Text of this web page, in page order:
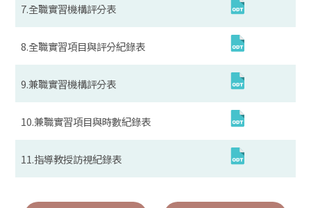
7.全職實習機構評分表
8.全職實習項目與評分紀錄表
9.兼職實習機構評分表
10.兼職實習項目與時數紀錄表
11.指導教授訪視紀錄表